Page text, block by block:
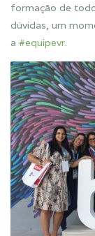
formação de
dúvidas, um
a #equipevr.